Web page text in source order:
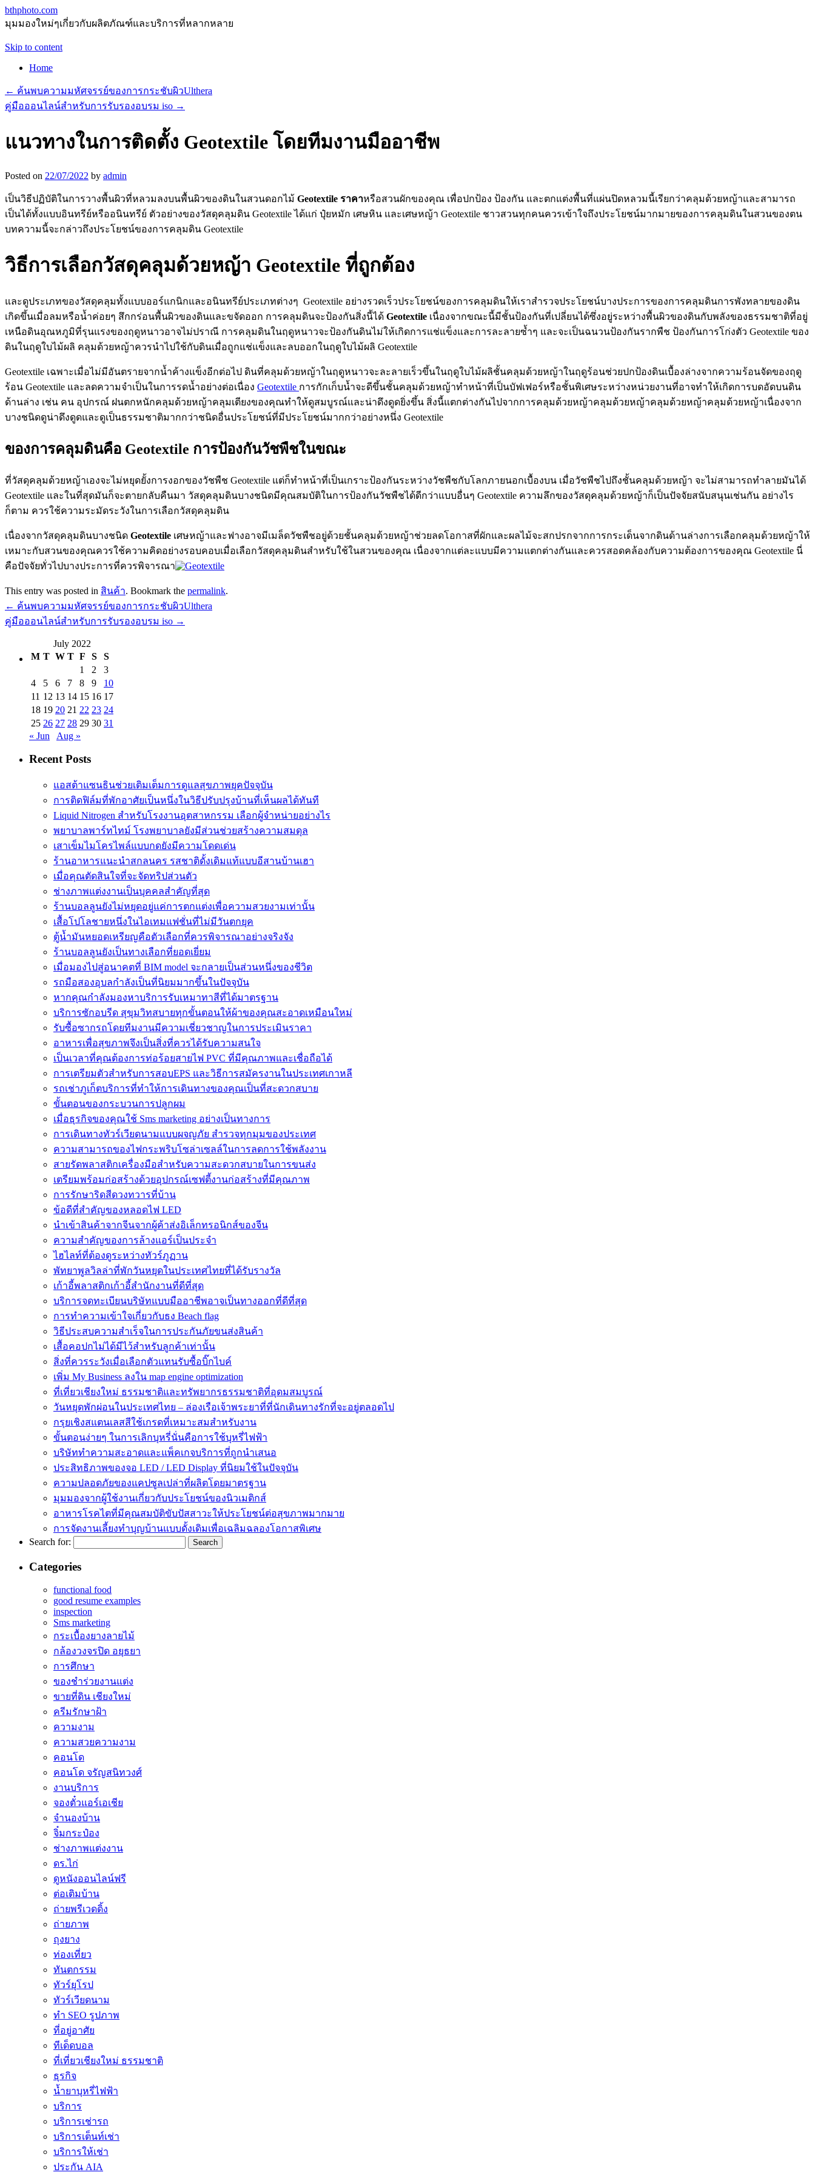
bthphoto.com
มุมมองใหม่ๆเกี่ยวกับผลิตภัณฑ์และบริการที่หลากหลาย
Skip to content
Home
← ค้นพบความมหัศจรรย์ของการกระชับผิวUlthera
คู่มือออนไลน์สำหรับการรับรองอบรม iso →
แนวทางในการติดตั้ง Geotextile โดยทีมงานมืออาชีพ
Posted on 22/07/2022 by admin
เป็นวิธีปฏิบัติในการวางพื้นผิวที่หลวมลงบนพื้นผิวของดินในสวนดอกไม้ Geotextile ราคาหรือสวนผักของคุณ เพื่อปกป้อง ป้องกัน และตกแต่งพื้นที่แผ่นปิดหลวมนี้เรียกว่าคลุมด้วยหญ้าและสามารถ
เป็นได้ทั้งแบบอินทรีย์หรืออนินทรีย์ ตัวอย่างของวัสดุคลุมดิน Geotextile ได้แก่ ปุ๋ยหมัก เศษหิน และเศษหญ้า Geotextile ชาวสวนทุกคนควรเข้าใจถึงประโยชน์มากมายของการคลุมดินในสวนของตน
บทความนี้จะกล่าวถึงประโยชน์ของการคลุมดิน Geotextile
วิธีการเลือกวัสดุคลุมด้วยหญ้า Geotextile ที่ถูกต้อง
และดูประเภทของวัสดุคลุมทั้งแบบออร์แกนิกและอนินทรีย์ประเภทต่างๆ Geotextile อย่างรวดเร็วประโยชน์ของการคลุมดินให้เราสำรวจประโยชน์บางประการของการคลุมดินการพังทลายของดิน
เกิดขึ้นเมื่อลมหรือน้ำค่อยๆ สึกกร่อนพื้นผิวของดินและขจัดออก การคลุมดินจะป้องกันสิ่งนี้ได้ Geotextile เนื่องจากขณะนี้มีชั้นป้องกันที่เปลี่ยนได้ซึ่งอยู่ระหว่างพื้นผิวของดินกับพลังของธรรมชาติที่อยู่
เหนือดินอุณหภูมิที่รุนแรงของฤดูหนาวอาจไม่ปราณี การคลุมดินในฤดูหนาวจะป้องกันดินไม่ให้เกิดการแช่แข็งและการละลายซ้ำๆ และจะเป็นฉนวนป้องกันรากพืช ป้องกันการโก่งตัว Geotextile ของ
ดินในฤดูใบไม้ผลิ คลุมด้วยหญ้าควรนำไปใช้กับดินเมื่อถูกแช่แข็งและลบออกในฤดูใบไม้ผลิ Geotextile
Geotextile เฉพาะเมื่อไม่มีอันตรายจากน้ำค้างแข็งอีกต่อไป ดินที่คลุมด้วยหญ้าในฤดูหนาวจะละลายเร็วขึ้นในฤดูใบไม้ผลิชั้นคลุมด้วยหญ้าในฤดูร้อนช่วยปกป้องดินเบื้องล่างจากความร้อนจัดของฤดู
ร้อน Geotextile และลดความจำเป็นในการรดน้ำอย่างต่อเนื่อง Geotextile การกักเก็บน้ำจะดีขึ้นชั้นคลุมด้วยหญ้าทำหน้าที่เป็นบัฟเฟอร์หรือชั้นพิเศษระหว่างหน่วยงานที่อาจทำให้เกิดการบดอัดบนดิน
ด้านล่าง เช่น คน อุปกรณ์ ฝนตกหนักคลุมด้วยหญ้าคลุมเตียงของคุณทำให้ดูสมบูรณ์และน่าดึงดูดยิ่งขึ้น สิ่งนี้แตกต่างกันไปจากการคลุมด้วยหญ้าคลุมด้วยหญ้าคลุมด้วยหญ้าคลุมด้วยหญ้าเนื่องจาก
บางชนิดดูน่าดึงดูดและดูเป็นธรรมชาติมากกว่าชนิดอื่นประโยชน์ที่มีประโยชน์มากกว่าอย่างหนึ่ง Geotextile
ของการคลุมดินคือ Geotextile การป้องกันวัชพืชในขณะ
ที่วัสดุคลุมด้วยหญ้าเองจะไม่หยุดยั้งการงอกของวัชพืช Geotextile แต่ก็ทำหน้าที่เป็นเกราะป้องกันระหว่างวัชพืชกับโลกภายนอกเบื้องบน เมื่อวัชพืชไปถึงชั้นคลุมด้วยหญ้า จะไม่สามารถทำลายมันได้
Geotextile และในที่สุดมันก็จะตายกลับคืนมา วัสดุคลุมดินบางชนิดมีคุณสมบัติในการป้องกันวัชพืชได้ดีกว่าแบบอื่นๆ Geotextile ความลึกของวัสดุคลุมด้วยหญ้าก็เป็นปัจจัยสนับสนุนเช่นกัน อย่างไร
ก็ตาม ควรใช้ความระมัดระวังในการเลือกวัสดุคลุมดิน
เนื่องจากวัสดุคลุมดินบางชนิด Geotextile เศษหญ้าและฟางอาจมีเมล็ดวัชพืชอยู่ด้วยชั้นคลุมด้วยหญ้าช่วยลดโอกาสที่ผักและผลไม้จะสกปรกจากการกระเด็นจากดินด้านล่างการเลือกคลุมด้วยหญ้าให้
เหมาะกับสวนของคุณควรใช้ความคิดอย่างรอบคอบเมื่อเลือกวัสดุคลุมดินสำหรับใช้ในสวนของคุณ เนื่องจากแต่ละแบบมีความแตกต่างกันและควรสอดคล้องกับความต้องการของคุณ Geotextile นี่
คือปัจจัยทั่วไปบางประการที่ควรพิจารณา
This entry was posted in สินค้า. Bookmark the permalink.
← ค้นพบความมหัศจรรย์ของการกระชับผิวUlthera
คู่มือออนไลน์สำหรับการรับรองอบรม iso →
July 2022
M T W T F S
S
1
2
3
4
5 6 7 8 9
10
11 12 13 14 15 16 17
18 19 20 21 22 23 24
25 26 27 28 29 30 31
« Jun
Aug »
Recent Posts
แอสต้าแซนธินช่วยเติมเต็มการดูแลสุขภาพยุคปัจจุบัน
การติดฟิล์มที่พักอาศัยเป็นหนึ่งในวิธีปรับปรุงบ้านที่เห็นผลได้ทันที
Liquid Nitrogen สำหรับโรงงานอุตสาหกรรม เลือกผู้จำหน่ายอย่างไร
พยาบาลพาร์ทไทม์ โรงพยาบาลยังมีส่วนช่วยสร้างความสมดุล
เสาเข็มไมโครไพล์แบบกดยังมีความโดดเด่น
ร้านอาหารแนะนำสกลนคร รสชาติดั้งเดิมแท้แบบอีสานบ้านเฮา
เมื่อคุณตัดสินใจที่จะจัดทริปส่วนตัว
ช่างภาพแต่งงานเป็นบุคคลสำคัญที่สุด
ร้านบอลลูนยังไม่หยุดอยู่แค่การตกแต่งเพื่อความสวยงามเท่านั้น
เสื้อโปโลชายหนึ่งในไอเทมแฟชั่นที่ไม่มีวันตกยุค
ตู้น้ำมันหยอดเหรียญคือตัวเลือกที่ควรพิจารณาอย่างจริงจัง
ร้านบอลลูนยังเป็นทางเลือกที่ยอดเยี่ยม
เมื่อมองไปสู่อนาคตที่ BIM model จะกลายเป็นส่วนหนึ่งของชีวิต
รถมือสองอุบลกำลังเป็นที่นิยมมากขึ้นในปัจจุบัน
หากคุณกำลังมองหาบริการรับเหมาทาสีที่ได้มาตรฐาน
บริการซักอบรีด สุขุมวิทสบายทุกขั้นตอนให้ผ้าของคุณสะอาดเหมือนใหม่
รับซื้อซากรถโดยทีมงานมีความเชี่ยวชาญในการประเมินราคา
อาหารเพื่อสุขภาพจึงเป็นสิ่งที่ควรได้รับความสนใจ
เป็นเวลาที่คุณต้องการท่อร้อยสายไฟ PVC ที่มีคุณภาพและเชื่อถือได้
การเตรียมตัวสำหรับการสอบEPS และวิธีการสมัครงานในประเทศเกาหลี
รถเช่าภูเก็ตบริการที่ทำให้การเดินทางของคุณเป็นที่สะดวกสบาย
ขั้นตอนของกระบวนการปลูกผม
เมื่อธุรกิจของคุณใช้ Sms marketing อย่างเป็นทางการ
การเดินทางทัวร์เวียดนามแบบผจญภัย สำรวจทุกมุมของประเทศ
ความสามารถของไฟกระพริบโซล่าเซลล์ในการลดการใช้พลังงาน
สายรัดพลาสติกเครื่องมือสำหรับความสะดวกสบายในการขนส่ง
เตรียมพร้อมก่อสร้างด้วยอุปกรณ์เซฟตี้งานก่อสร้างที่มีคุณภาพ
การรักษาริดสีดวงทวารที่บ้าน
ข้อดีที่สำคัญของหลอดไฟ LED
นำเข้าสินค้าจากจีนจากผู้ค้าส่งอิเล็กทรอนิกส์ของจีน
ความสำคัญของการล้างแอร์เป็นประจำ
ไฮไลท์ที่ต้องดูระหว่างทัวร์ภูฏาน
พัทยาพูลวิลล่าที่พักวันหยุดในประเทศไทยที่ได้รับรางวัล
เก้าอี้พลาสติกเก้าอี้สำนักงานที่ดีที่สุด
บริการจดทะเบียนบริษัทแบบมืออาชีพอาจเป็นทางออกที่ดีที่สุด
การทำความเข้าใจเกี่ยวกับธง Beach flag
วิธีประสบความสำเร็จในการประกันภัยขนส่งสินค้า
เสื้อคอปกไม่ได้มีไว้สำหรับลูกค้าเท่านั้น
สิ่งที่ควรระวังเมื่อเลือกตัวแทนรับซื้อบิ๊กไบค์
เพิ่ม My Business ลงใน map engine optimization
ที่เที่ยวเชียงใหม่ ธรรมชาติและทรัพยากรธรรมชาติที่อุดมสมบูรณ์
วันหยุดพักผ่อนในประเทศไทย – ล่องเรือเจ้าพระยาที่ที่นักเดินทางรักที่จะอยู่ตลอดไป
กรุยเชิงสแตนเลสสีใช้เกรดที่เหมาะสมสำหรับงาน
ขั้นตอนง่ายๆ ในการเลิกบุหรี่นั่นคือการใช้บุหรี่ไฟฟ้า
บริษัททำความสะอาดและแพ็คเกจบริการที่ถูกนำเสนอ
ประสิทธิภาพของจอ LED / LED Display ที่นิยมใช้ในปัจจุบัน
ความปลอดภัยของแคปซูลเปล่าที่ผลิตโดยมาตรฐาน
มุมมองจากผู้ใช้งานเกี่ยวกับประโยชน์ของนิวเมติกส์
อาหารโรคไตที่มีคุณสมบัติขับปัสสาวะให้ประโยชน์ต่อสุขภาพมากมาย
การจัดงานเลี้ยงทำบุญบ้านแบบดั้งเดิมเพื่อเฉลิมฉลองโอกาสพิเศษ
Search for:
Categories
functional food
good resume examples
inspection
Sms marketing
กระเบื้องยางลายไม้
กล้องวงจรปิด อยุธยา
การศึกษา
ของชำร่วยงานแต่ง
ขายที่ดิน เชียงใหม่
ครีมรักษาฝ้า
ความงาม
ความสวยความงาม
คอนโด
คอนโด จรัญสนิทวงศ์
งานบริการ
จองตั๋วแอร์เอเชีย
จำนองบ้าน
จิ๋มกระป๋อง
ช่างภาพแต่งงาน
ดร.ไก่
ดูหนังออนไลน์ฟรี
ต่อเติมบ้าน
ถ่ายพรีเวดดิ้ง
ถ่ายภาพ
ถุงยาง
ท่องเที่ยว
ทันตกรรม
ทัวร์ยุโรป
ทัวร์เวียดนาม
ทำ SEO รูปภาพ
ที่อยู่อาศัย
ทีเด็ดบอล
ที่เที่ยวเชียงใหม่ ธรรมชาติ
ธุรกิจ
น้ำยาบุหรี่ไฟฟ้า
บริการ
บริการเช่ารถ
บริการเต็นท์เช่า
บริการให้เช่า
ประกัน AIA